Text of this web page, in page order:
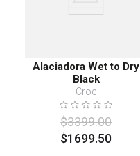
Alaciadora Wet to Dry
Black
Croc
$3399.00
$1699.50